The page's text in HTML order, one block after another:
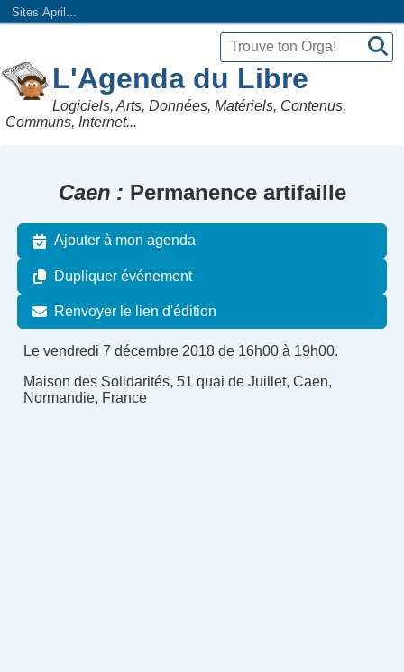
Sites April...
L'Agenda du Libre
Logiciels, Arts, Données, Matériels, Contenus,
Communs, Internet...
Caen Permanence artifaille
Ajouter à mon agenda
Dupliquer événement
Renvoyer le lien d'édition
Le vendredi 7 décembre 2018 de 16h00 à 19h00.
Maison des Solidarités, 51 quai de Juillet, Caen,
Normandie, France